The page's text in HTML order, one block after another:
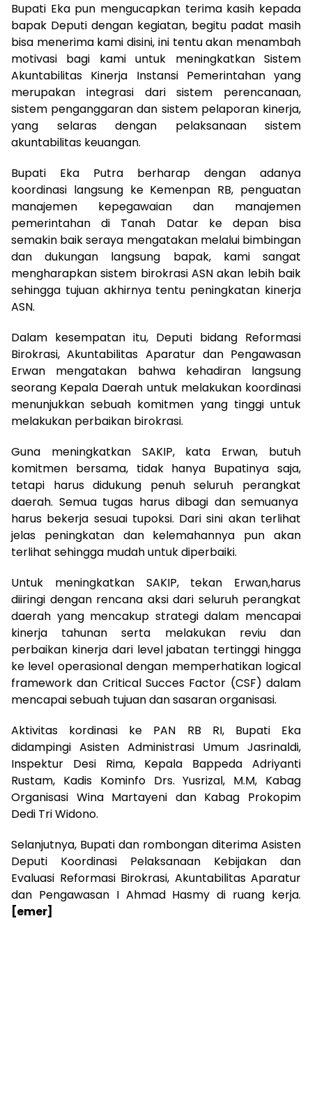
Bupati Eka pun mengucapkan terima kasih kepada
bapak Deputi dengan kegiatan, begitu padat masih
bisa menerima kami disini, ini tentu akan menambah
motivasi bagi kami untuk meningkatkan Sistem
Akuntabilitas Kinerja Instansi Pemerintahan yang
merupakan integrasi dari sistem perencanaan,
sistem penganggaran dan sistem pelaporan kinerja,
yang selaras dengan pelaksanaan sistem
akuntabilitas keuangan.
Bupati Eka Putra berharap dengan adanya
koordinasi langsung ke Kemenpan RB, penguatan
manajemen kepegawaian dan manajemen
pemerintahan di Tanah Datar ke depan bisa
semakin baik seraya mengatakan melalui bimbingan
dan dukungan langsung bapak, kami sangat
mengharapkan sistem birokrasi ASN akan lebih baik
sehingga tujuan akhirnya tentu peningkatan kinerja
ASN.
Dalam kesempatan itu, Deputi bidang Reformasi
Birokrasi, Akuntabilitas Aparatur dan Pengawasan
Erwan mengatakan bahwa kehadiran langsung
seorang Kepala Daerah untuk melakukan koordinasi
menunjukkan sebuah komitmen yang tinggi untuk
melakukan perbaikan birokrasi.
Guna meningkatkan SAKIP, kata Erwan, butuh
komitmen bersama, tidak hanya Bupatinya saja,
tetapi harus didukung penuh seluruh perangkat
daerah. Semua tugas harus dibagi dan semuanya
harus bekerja sesuai tupoksi. Dari sini akan terlihat
jelas peningkatan dan kelemahannya pun akan
terlihat sehingga mudah untuk diperbaiki.
Untuk meningkatkan SAKIP, tekan Erwan,harus
diiringi dengan rencana aksi dari seluruh perangkat
daerah yang mencakup strategi dalam mencapai
kinerja tahunan serta melakukan reviu dan
perbaikan kinerja dari level jabatan tertinggi hingga
ke level operasional dengan memperhatikan logical
framework dan Critical Succes Factor (CSF) dalam
mencapai sebuah tujuan dan sasaran organisasi.
Aktivitas kordinasi ke PAN RB RI, Bupati Eka
didampingi Asisten Administrasi Umum Jasrinaldi,
Inspektur Desi Rima, Kepala Bappeda Adriyanti
Rustam, Kadis Kominfo Drs. Yusrizal, M.M, Kabag
Organisasi Wina Martayeni dan Kabag Prokopim
Dedi Tri Widono.
Selanjutnya, Bupati dan rombongan diterima Asisten
Deputi Koordinasi Pelaksanaan Kebijakan dan
Evaluasi Reformasi Birokrasi, Akuntabilitas Aparatur
dan Pengawasan I Ahmad Hasmy di ruang kerja.
[emer]